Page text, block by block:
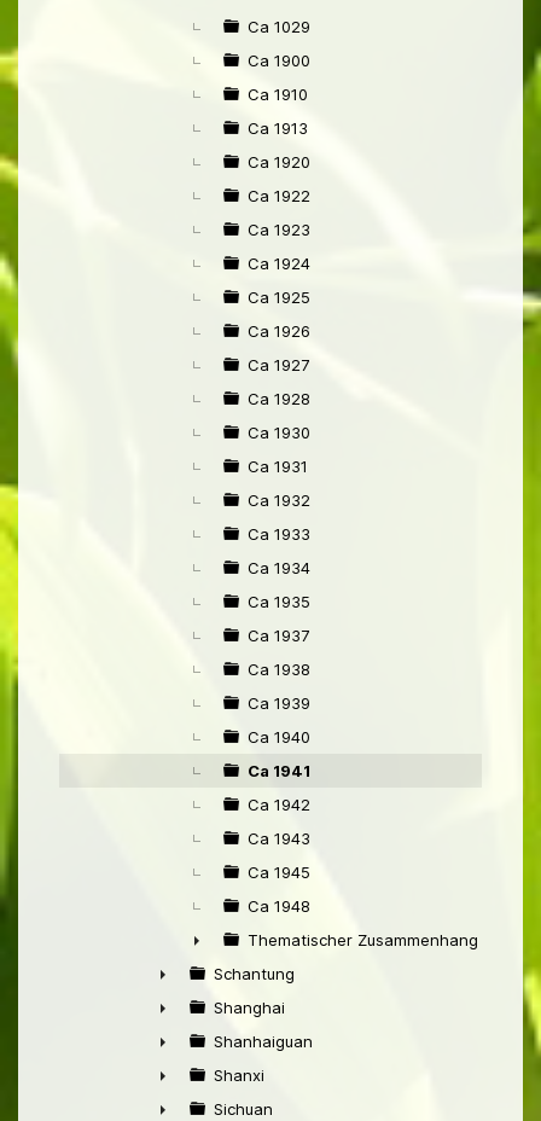
►
Ca 1029
Ca 1900
Ca 1910
Ca 1913
Ca 1920
Ca 1922
Ca 1923
Ca 1924
Ca 1925
Ca 1926
Ca 1927
Ca 1928
Ca 1930
Ca 1931
Ca 1932
Ca 1933
Ca 1934
Ca 1935
Ca 1937
Ca 1938
Ca 1939
Ca 1940
Ca 1941
Ca 1942
Ca 1943
Ca 1945
Ca 1948
►
Thematischer Zusammenhang mit
►
Schantung
►
Shanghai
►
Shanhaiguan
►
Shanxi
Sichuan